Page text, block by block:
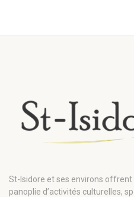
St-Isidore et ses environs
panoplie d’activités culturelles,